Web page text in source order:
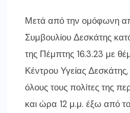
Μετά από την ομόφωνη
Συμβουλίου Δεσκάτης
της Πέμπτης 16.3.23 με
Κέντρου Υγείας
όλους τους πολίτες της
και ώρα 12 μ.μ. έξω από